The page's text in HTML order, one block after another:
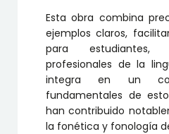
Esta obra combina
ejemplos claros,
para estudiantes,
profesionales de la
integra en un
fundamentales de
han contribuido
la fonética y fonología